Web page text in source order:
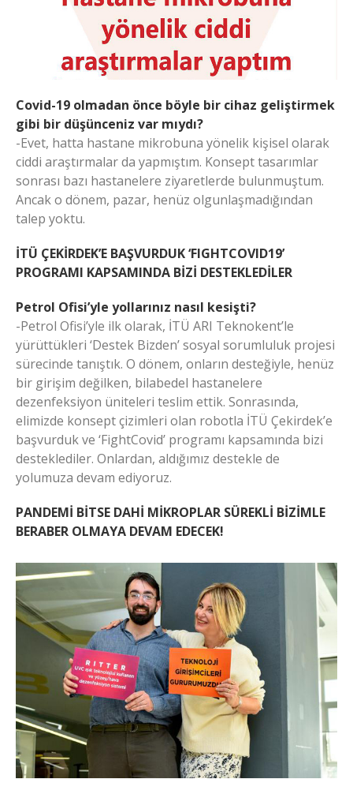
Covid-19 olmadan önce böyle bir cihaz geliştirmek
gibi bir düşünceniz var mıydı?
-Evet, hatta hastane mikrobuna yönelik kişisel olarak
ciddi araştırmalar da yapmıştım. Konsept tasarımlar
sonrası bazı hastanelere ziyaretlerde bulunmuştum.
Ancak o dönem, pazar, henüz olgunlaşmadığından
talep yoktu.
İTÜ ÇEKİRDEK’E BAŞVURDUK ‘FIGHTCOVID19’
PROGRAMI KAPSAMINDA BİZİ DESTEKLEDİLER
Petrol Ofisi’yle yollarınız nasıl kesişti?
-Petrol Ofisi’yle ilk olarak, İTÜ ARI Teknokent’le
yürüttükleri ‘Destek Bizden’ sosyal sorumluluk projesi
sürecinde tanıştık. O dönem, onların desteğiyle, henüz
bir girişim değilken, bilabedel hastanelere
dezenfeksiyon üniteleri teslim ettik. Sonrasında,
elimizde konsept çizimleri olan robotla İTÜ Çekirdek’e
başvurduk ve ‘FightCovid’ programı kapsamında bizi
desteklediler. Onlardan, aldığımız destekle de
yolumuza devam ediyoruz.
PANDEMİ BİTSE DAHİ MİKROPLAR SÜREKLİ BİZİMLE
BERABER OLMAYA DEVAM EDECEK!